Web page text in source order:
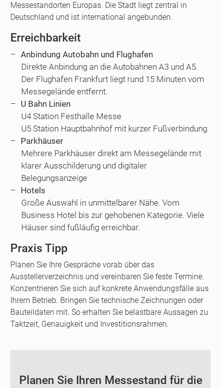
Messestandorten Europas. Die Stadt liegt zentral in
Deutschland und ist international angebunden.
Erreichbarkeit
Anbindung Autobahn und Flughafen
Direkte Anbindung an die Autobahnen A3 und A5.
Der Flughafen Frankfurt liegt rund 15 Minuten vom
Messegelände entfernt.
U Bahn Linien
U4 Station Festhalle Messe
U5 Station Hauptbahnhof mit kurzer Fußverbindung
Parkhäuser
Mehrere Parkhäuser direkt am Messegelände mit
klarer Ausschilderung und digitaler
Belegungsanzeige
Hotels
Große Auswahl in unmittelbarer Nähe. Vom
Business Hotel bis zur gehobenen Kategorie. Viele
Häuser sind fußläufig erreichbar.
Praxis Tipp
Planen Sie Ihre Gespräche vorab über das
Ausstellerverzeichnis und vereinbaren Sie feste Termine.
Konzentrieren Sie sich auf konkrete Anwendungsfälle aus
Ihrem Betrieb. Bringen Sie technische Zeichnungen oder
Bauteildaten mit. So erhalten Sie belastbare Aussagen zu
Taktzeit, Genauigkeit und Investitionsrahmen.
Planen Sie Ihren Messestand für die